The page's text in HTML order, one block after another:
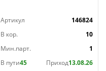
Артикул
146824
В кор.
10
Мин.парт.
1
В пути45 Приход13.08.26